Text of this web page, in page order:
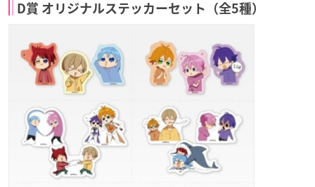
D賞 オリジナルステッカーセット（全5種）